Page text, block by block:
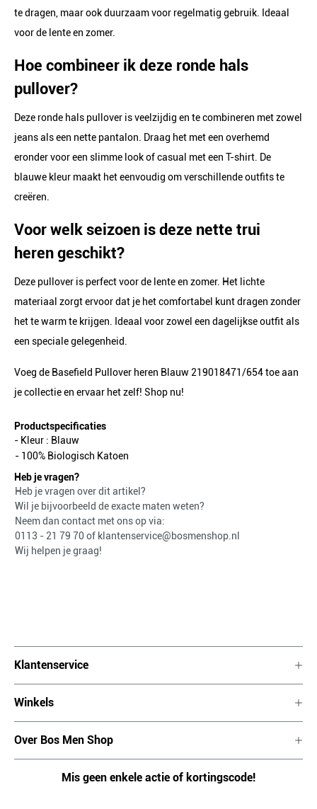
te dragen, maar ook duurzaam voor regelmatig gebruik. Ideaal
voor de lente en zomer.
Hoe combineer ik deze ronde hals
pullover?
Deze ronde hals pullover is veelzijdig en te combineren met zowel
jeans als een nette pantalon. Draag het met een overhemd
eronder voor een slimme look of casual met een T-shirt. De
blauwe kleur maakt het eenvoudig om verschillende outfits te
creëren.
Voor welk seizoen is deze nette trui
heren geschikt?
Deze pullover is perfect voor de lente en zomer. Het lichte
materiaal zorgt ervoor dat je het comfortabel kunt dragen zonder
het te warm te krijgen. Ideaal voor zowel een dagelijkse outfit als
een speciale gelegenheid.
Voeg de Basefield Pullover heren Blauw 219018471/654 toe aan
je collectie en ervaar het zelf! Shop nu!
Productspecificaties
- Kleur : Blauw
- 100% Biologisch Katoen
Heb je vragen?
Heb je vragen over dit artikel?
Wil je bijvoorbeeld de exacte maten weten?
Neem dan contact met ons op via:
0113 - 21 79 70 of klantenservice@bosmenshop.nl
Wij helpen je graag!
Klantenservice
Winkels
Over Bos Men Shop
Mis geen enkele actie of kortingscode!